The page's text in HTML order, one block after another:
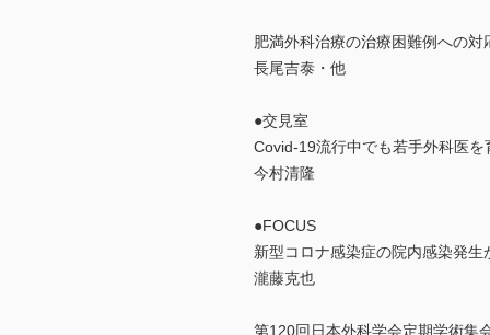
肥満外科治療の治療困難例への
長尾吉泰・他
●交見室
Covid-19流行中でも若手外科医を
今村清隆
●FOCUS
新型コロナ感染症の院内感染発
瀧藤克也
第120回日本外科学会定期学術集